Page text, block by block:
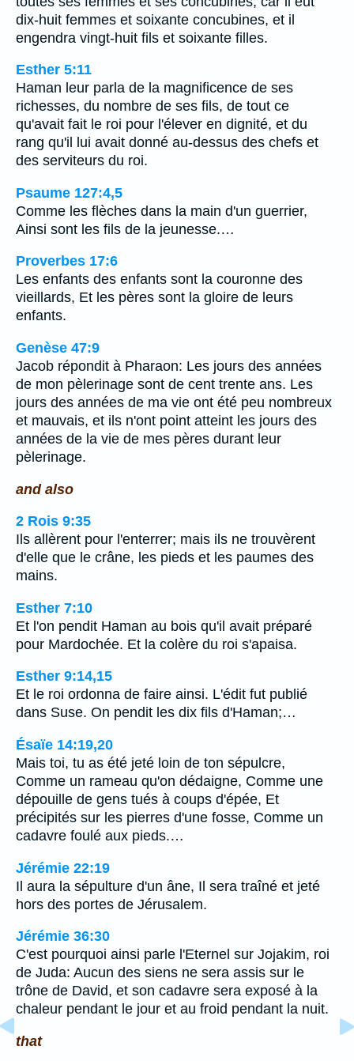
dix-huit femmes et soixante concubines, et il
engendra vingt-huit fils et soixante filles.
Esther 5:11
Haman leur parla de la magnificence de ses
richesses, du nombre de ses fils, de tout ce
qu'avait fait le roi pour l'élever en dignité, et du
rang qu'il lui avait donné au-dessus des chefs et
des serviteurs du roi.
Psaume 127:4,5
Comme les flèches dans la main d'un guerrier,
Ainsi sont les fils de la jeunesse.…
Proverbes 17:6
Les enfants des enfants sont la couronne des
vieillards, Et les pères sont la gloire de leurs
enfants.
Genèse 47:9
Jacob répondit à Pharaon: Les jours des années
de mon pèlerinage sont de cent trente ans. Les
jours des années de ma vie ont été peu nombreux
et mauvais, et ils n'ont point atteint les jours des
années de la vie de mes pères durant leur
pèlerinage.
and also
2 Rois 9:35
Ils allèrent pour l'enterrer; mais ils ne trouvèrent
d'elle que le crâne, les pieds et les paumes des
mains.
Esther 7:10
Et l'on pendit Haman au bois qu'il avait préparé
pour Mardochée. Et la colère du roi s'apaisa.
Esther 9:14,15
Et le roi ordonna de faire ainsi. L'édit fut publié
dans Suse. On pendit les dix fils d'Haman;…
Ésaïe 14:19,20
Mais toi, tu as été jeté loin de ton sépulcre,
Comme un rameau qu'on dédaigne, Comme une
dépouille de gens tués à coups d'épée, Et
précipités sur les pierres d'une fosse, Comme un
cadavre foulé aux pieds.…
Jérémie 22:19
Il aura la sépulture d'un âne, Il sera traîné et jeté
hors des portes de Jérusalem.
Jérémie 36:30
C'est pourquoi ainsi parle l'Eternel sur Jojakim, roi
de Juda: Aucun des siens ne sera assis sur le
trône de David, et son cadavre sera exposé à la
chaleur pendant le jour et au froid pendant la nuit.
that